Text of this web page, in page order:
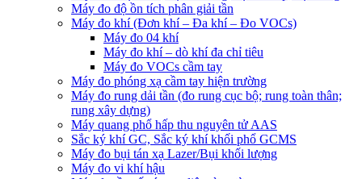
Máy đo độ ồn tích phân giải tần
Máy đo khí (Đơn khí – Đa khí – Đo VOCs)
Máy đo 04 khí
Máy đo khí – dò khí đa chỉ tiêu
Máy đo VOCs cầm tay
Máy đo phóng xạ cầm tay hiện trường
Máy đo rung dải tần (đo rung cục bộ; rung toàn thân;
rung xây dựng)
Máy quang phổ hấp thu nguyên tử AAS
Sắc ký khí GC, Sắc ký khí khối phổ GCMS
Máy đo bụi tán xạ Lazer/Bụi khối lượng
Máy đo vi khí hậu